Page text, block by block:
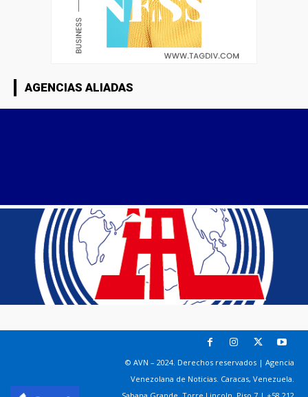
AGENCIAS ALIADAS
© AVN – 2024. Derechos reservados | Agencia
Venezolana de Noticias. Caracas, Venezuela.